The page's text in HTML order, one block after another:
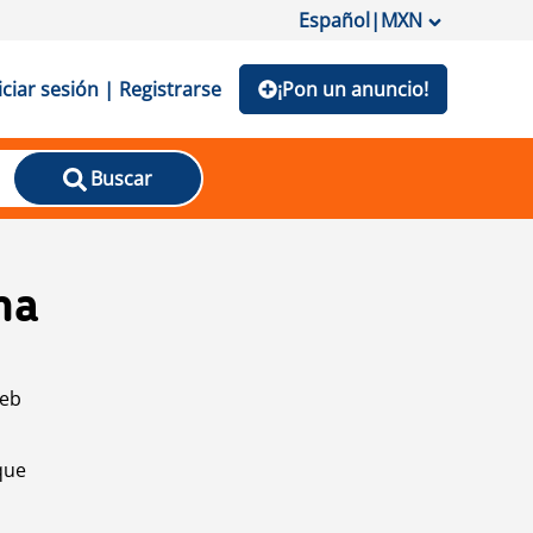
Español|MXN
sesión | Registrarse ¡Pon un anuncio!
Buscar